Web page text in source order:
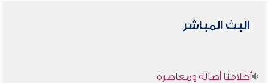
البث المباشر
أخلاقنا أصالة ومعاصرة